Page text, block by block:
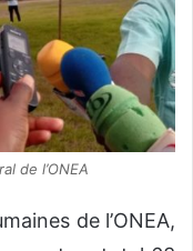
de l’ONEA
de l’ONEA,